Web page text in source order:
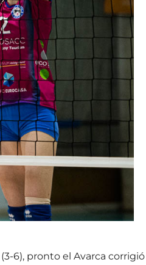
6), pronto el Avarca corrigió